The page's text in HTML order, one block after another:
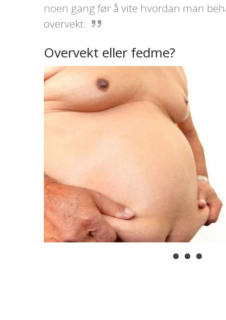
noen gang før å vite hvordan man
overvekt.
Overvekt eller fedme?